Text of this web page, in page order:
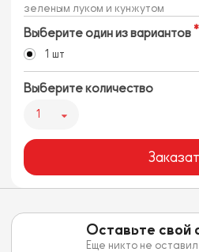
зеленым луком и кунжутом
Выберите один из вариантов
1 шт
Выберите количество
1
Оставьте свой
Еще никто не